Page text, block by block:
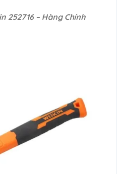
252716 – Hàng Chính